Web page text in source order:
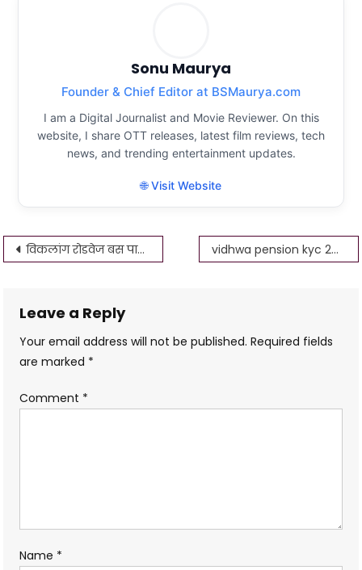
Sonu Maurya
Founder & Chief Editor at BSMaurya.com
I am a Digital Journalist and Movie Reviewer. On this
website, I share OTT releases, latest film reviews, tech
news, and trending entertainment updates.
🌐 Visit Website
Post
विकलांग रोडवेज बस पास आवेदन कैसे करे vidhwa pension kyc 2023 ऐसे करें KYC तभी मिलेगी क़िस्त
Leave a Reply
Your email address will not be published. Required fields
are marked *
Comment *
Name *